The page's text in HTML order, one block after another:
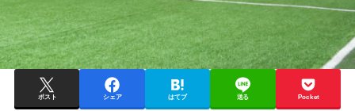
ポスト シェア はてブ 送る Pocket